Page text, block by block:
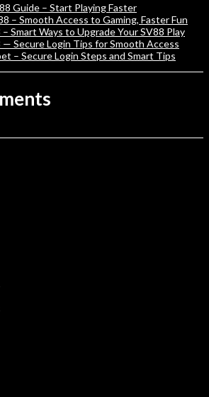
Guide – Start Playing Faster
– Smooth Access to Gaming, Faster Fun
Smart Ways to Upgrade Your SV88 Play
Secure Login Tips for Smooth Access
– Secure Login Steps and Smart Tips